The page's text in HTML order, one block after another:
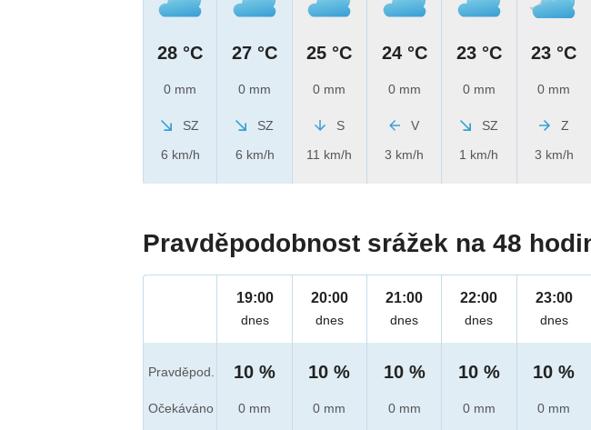
28 °C
0 mm
SZ
6 km/h
27 °C
0 mm
SZ
6 km/h
25 °C
0 mm
S
11 km/h
24 °C
0 mm
V
3 km/h
23 °C
0 mm
SZ
1 km/h
23 °C
0 mm
Z
3 km/h
Pravděpodobnost srážek na 48
Pravděpod.
Očekáváno
19:00
dnes
10 %
0 mm
20:00
dnes
10 %
0 mm
21:00
dnes
10 %
0 mm
22:00
dnes
10 %
0 mm
23:00
dnes
10 %
0 mm